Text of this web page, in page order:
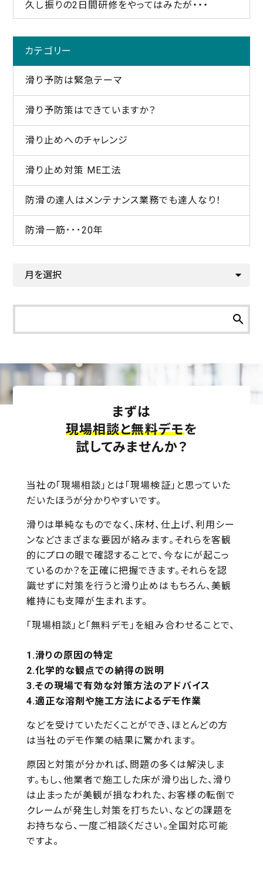
久し振りの2日間研修をやってはみたが・・・
カテゴリー
滑り予防は緊急テーマ
滑り予防策はできていますか？
滑り止めへのチャレンジ
滑り止め対策 ME工法
防滑の達人はメンテナンス業務でも達人なり！
防滑一筋･･･20年
search
まずは
現場相談と無料デモを
試してみませんか？
当社の「現場相談」とは「現場検証」と思っていた
だいたほうが分かりやすいです。
滑りは単純なものでなく、床材、仕上げ、利用シー
ンなどさまざまな要因が絡みます。それらを客観
的にプロの眼で確認することで、今なにが起こっ
ているのか？を正確に把握できます。それらを認
識せずに対策を行うと滑り止めはもちろん、美観
維持にも支障が生まれます。
「現場相談」と「無料デモ」を組み合わせることで、
滑りの原因の特定
化学的な観点での納得の説明
その現場で有効な対策方法のアドバイス
適正な溶剤や施工方法によるデモ作業
などを受けていただくことができ、ほとんどの方
は当社のデモ作業の結果に驚かれます。
原因と対策が分かれば、問題の多くは解決しま
す。もし、他業者で施工した床が滑り出した、滑り
は止まったが美観が損なわれた、お客様の転倒で
クレームが発生し対策を打ちたい、などの課題を
お持ちなら、一度ご相談ください。全国対応可能
ですよ。